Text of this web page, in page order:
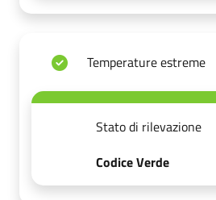
Temperature estreme
Stato di rilevazione
Codice Verde